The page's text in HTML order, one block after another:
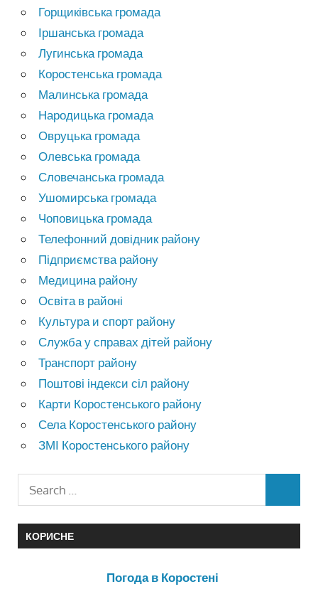
Горщиківська громада
Іршанська громада
Лугинська громада
Коростенська громада
Малинська громада
Народицька громада
Овруцька громада
Олевська громада
Словечанська громада
Ушомирська громада
Чоповицька громада
Телефонний довідник району
Підприємства району
Медицина району
Освіта в районі
Культура и спорт району
Служба у справах дітей району
Транспорт району
Поштові індекси сіл району
Карти Коростенського району
Села Коростенського району
ЗМІ Коростенського району
КОРИСНЕ
Погода в Коростені